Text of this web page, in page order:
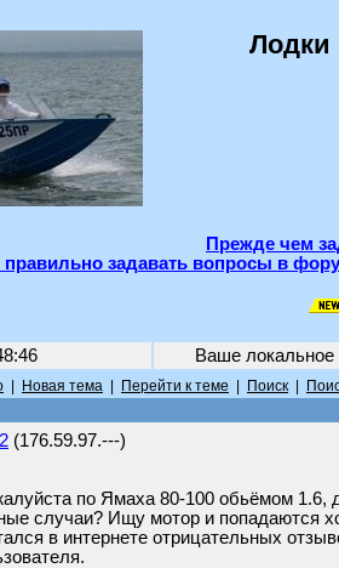
Лодки
Прежде чем
правильно задавать вопросы в
Ваше
Новая тема Перейти к теме Поиск
(176.59.97.---)
по Ямаха 80-100 обьёмом 1.6,
случаи? Ищу мотор и попадаются
в интернете отрицательных